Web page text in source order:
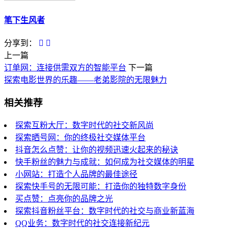
笔下生风者
分享到：
上一篇
订单网：连接供需双方的智能平台 下一篇
探索电影世界的乐趣——老弟影院的无限魅力
相关推荐
探索互粉大厅：数字时代的社交新风尚
探索晒号网：你的终极社交媒体平台
抖音怎么点赞：让你的视频迅速火起来的秘诀
快手粉丝的魅力与成就：如何成为社交媒体的明星
小网站：打造个人品牌的最佳途径
探索快手号的无限可能：打造你的独特数字身份
买点赞：点亮你的品牌之光
探索抖音粉丝平台：数字时代的社交与商业新蓝海
QQ业务：数字时代的社交连接新纪元